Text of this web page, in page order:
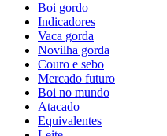
Boi gordo
Indicadores
Vaca gorda
Novilha gorda
Couro e sebo
Mercado futuro
Boi no mundo
Atacado
Equivalentes